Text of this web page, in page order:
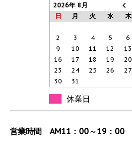
2026年 8月
日
月 火 水 木
2
3 4 5 6
9
10 11 12 13
16
17 18 19 20
23
24 25 26 27
30
31
休業日
営業時間 AM11：00～19：00